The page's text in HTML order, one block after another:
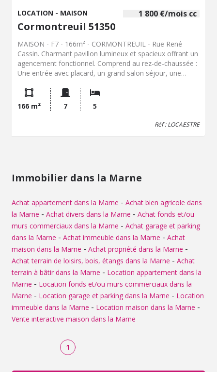
1 800 €/mois cc
LOCATION - MAISON
Cormontreuil 51350
MAISON - F7 - 166m² - CORMONTREUIL - Rue René
Cassin. Charmant pavillon lumineux et spacieux offrant un
agencement fonctionnel. Comprend au rez-de-chaussée :
Une entrée avec placard, un grand salon séjour, une
avec douche à l'italienne. À l'étage : 4 chambres, une salle
de bain avec grande baignoire d'angle et WC, et un
dressing. Grand sous-sol : garage pour deux voitures,
atelier et cave. Le tout donnant sur un grand jardin bien
locataire : 1152.26€ Dont 498.15€ TTC pour état des lieux.
exposé sont disponibles sur le site Géorisques : www.
georisques. gouv. fr
166 m² 7 5
Réf : LOCAESTRE
Immobilier dans la Marne
Achat appartement dans la Marne - Achat bien agricole dans
la Marne - Achat divers dans la Marne - Achat fonds et/ou
murs commerciaux dans la Marne - Achat garage et parking
dans la Marne - Achat immeuble dans la Marne - Achat
maison dans la Marne - Achat propriété dans la Marne -
Achat terrain de loisirs, bois, étangs dans la Marne - Achat
terrain à bâtir dans la Marne - Location appartement dans la
Marne - Location fonds et/ou murs commerciaux dans la
Marne - Location garage et parking dans la Marne - Location
immeuble dans la Marne - Location maison dans la Marne -
Vente interactive maison dans la Marne
1